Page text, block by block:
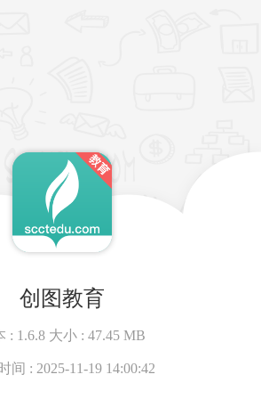
创图教育
: 1.6.8 大小 :47.45 MB
间 : 2025-11-19 14:00:42